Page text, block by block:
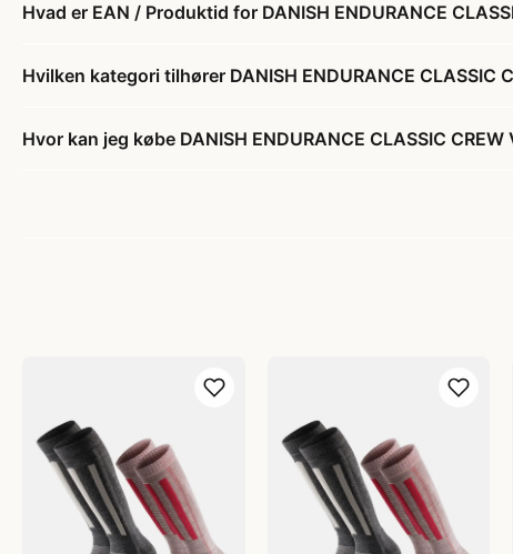
Hvad er EAN / Produktid for DANISH ENDURANCE
Hvilken kategori tilhører DANISH ENDURANCE CLASSIC
Hvor kan jeg købe DANISH ENDURANCE CLASSIC